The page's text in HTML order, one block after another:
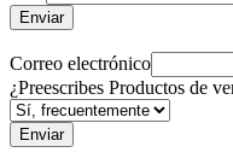
Enviar
Correo electrónico
¿Preescribes Productos de
Enviar